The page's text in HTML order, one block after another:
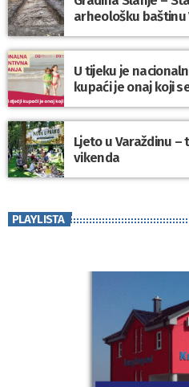
arheološku baštinu
U tijeku je
kupaći je onaj koji
Ljeto u Varaždinu
vikenda
PLAYLISTA